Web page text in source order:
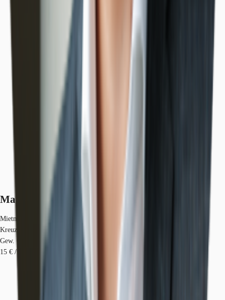
Marktinformationen
Mietmarkt
Kreuzberg, Berlin
Gew. Ø-Miete
15 € / m²